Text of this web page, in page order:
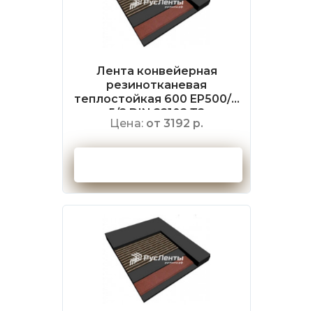
Лента конвейерная
резинотканевая
теплостойкая 600 EP500/4
5/2 DIN 22102 Т2
Цена: от 3192 р.